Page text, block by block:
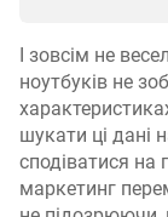
І зовсім не
ноутбуків не
шукати ці дані
сподіватися на
маркетинг